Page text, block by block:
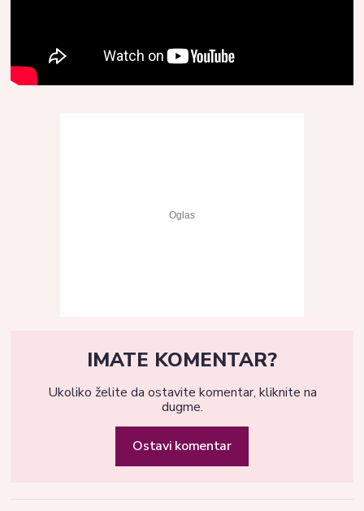
IMATE KOMENTAR?
Ukoliko želite da ostavite komentar, kliknite na
dugme.
Ostavi komentar